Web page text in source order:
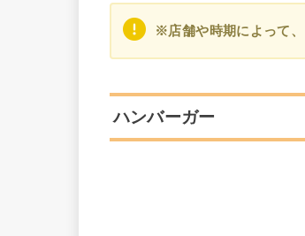
※店舗や時期によって、
ハンバーガー